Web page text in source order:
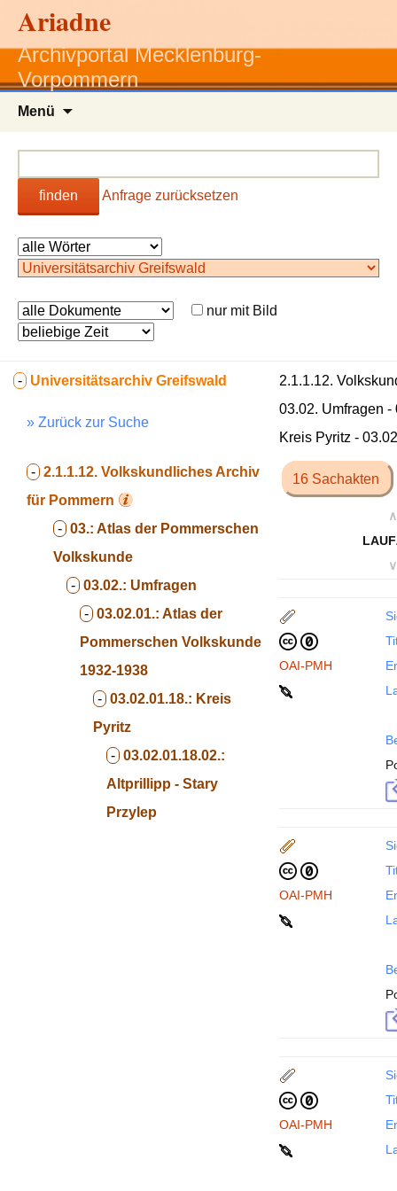
Ariadne
Archivportal Mecklenburg-
Vorpommern
Menü
finden Anfrage zurücksetzen
nur mit Bild
- Universitätsarchiv Greifswald
» Zurück zur Suche
- 2.1.1.12. Volkskundliches Archiv
für Pommern
- 03.: Atlas der Pommerschen
Volkskunde
- 03.02.: Umfragen
- 03.02.01.: Atlas der
Pommerschen Volkskunde
1932-1938
- 03.02.01.18.: Kreis
Pyritz
- 03.02.01.18.02.:
Altprillipp - Stary
Przylep
2.1.1.12.
03.02. Umfragen
Kreis Pyritz -
16 Sachakten
∧
∨
OAI-PMH
OAI-PMH
OAI-PMH